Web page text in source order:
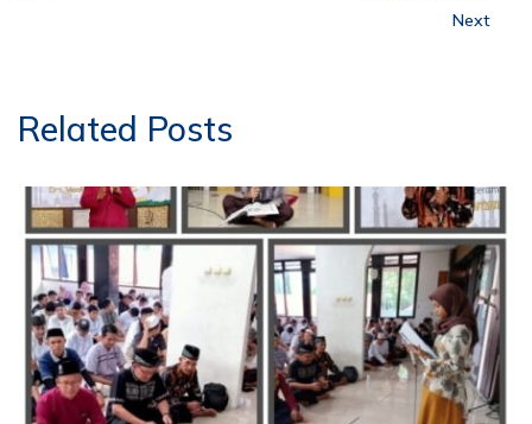
Next
Related Posts